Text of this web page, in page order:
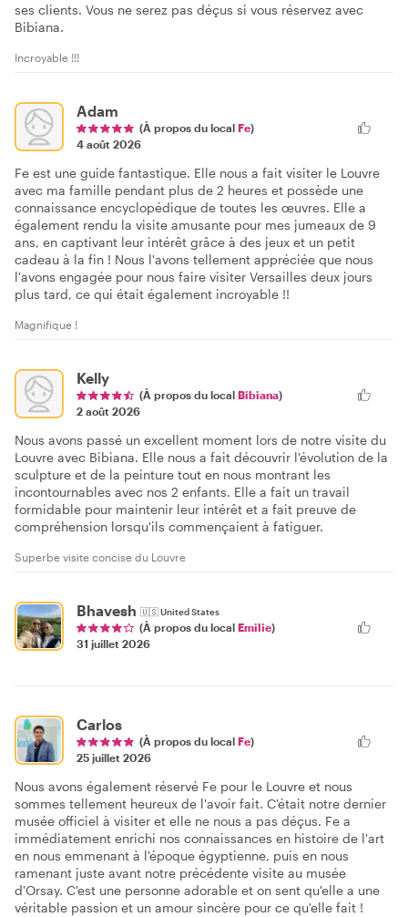
ses clients. Vous ne serez pas déçus si vous réservez avec
Bibiana.
Incroyable !!!
Adam
(À propos du local Fe)
4 août 2026
Fe est une guide fantastique. Elle nous a fait visiter le Louvre
avec ma famille pendant plus de 2 heures et possède une
connaissance encyclopédique de toutes les œuvres. Elle a
également rendu la visite amusante pour mes jumeaux de 9
ans, en captivant leur intérêt grâce à des jeux et un petit
cadeau à la fin ! Nous l'avons tellement appréciée que nous
l'avons engagée pour nous faire visiter Versailles deux jours
plus tard, ce qui était également incroyable !!
Magnifique !
Kelly
(À propos du local Bibiana)
2 août 2026
Nous avons passé un excellent moment lors de notre visite du
Louvre avec Bibiana. Elle nous a fait découvrir l'évolution de la
sculpture et de la peinture tout en nous montrant les
incontournables avec nos 2 enfants. Elle a fait un travail
formidable pour maintenir leur intérêt et a fait preuve de
compréhension lorsqu'ils commençaient à fatiguer.
Superbe visite concise du Louvre
Bhavesh 🇺🇸United States
(À propos du local Emilie)
31 juillet 2026
Carlos
(À propos du local Fe)
25 juillet 2026
Nous avons également réservé Fe pour le Louvre et nous
sommes tellement heureux de l'avoir fait. C'était notre dernier
musée officiel à visiter et elle ne nous a pas déçus. Fe a
immédiatement enrichi nos connaissances en histoire de l'art
en nous emmenant à l'époque égyptienne, puis en nous
ramenant juste avant notre précédente visite au musée
d'Orsay. C'est une personne adorable et on sent qu'elle a une
véritable passion et un amour sincère pour ce qu'elle fait !